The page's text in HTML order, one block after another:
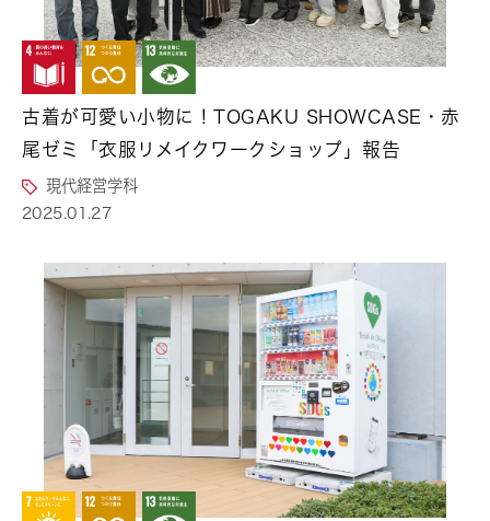
古着が可愛い小物に！TOGAKU SHOWCASE・赤
尾ゼミ「衣服リメイクワークショップ」報告
現代経営学科
2025.01.27